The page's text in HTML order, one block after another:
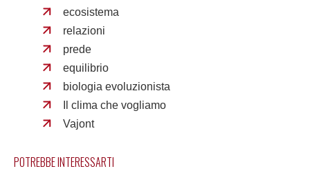
ecosistema
relazioni
prede
equilibrio
biologia evoluzionista
Il clima che vogliamo
Vajont
POTREBBE INTERESSARTI